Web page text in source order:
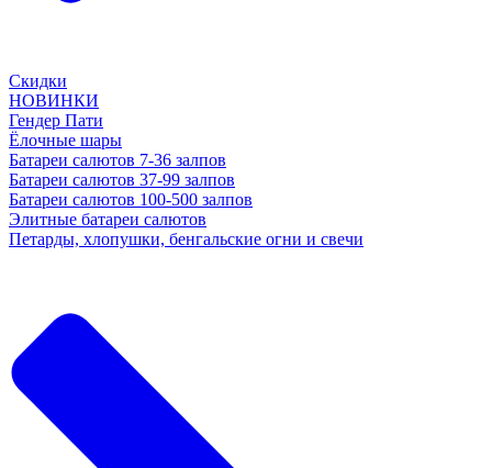
Скидки
НОВИНКИ
Гендер Пати
Ёлочные шары
Батареи салютов 7-36 залпов
Батареи салютов 37-99 залпов
Батареи салютов 100-500 залпов
Элитные батареи салютов
Петарды, хлопушки, бенгальские огни и свечи